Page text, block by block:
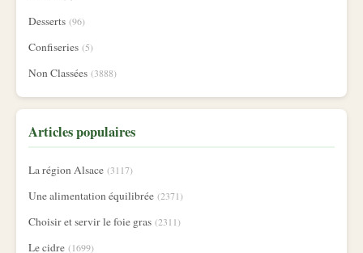
Desserts (96)
Confiseries (5)
Non Classées (3888)
Articles populaires
La région Alsace (3117)
Une alimentation équilibrée (2371)
Choisir et servir le foie gras (2311)
Le cidre (1699)